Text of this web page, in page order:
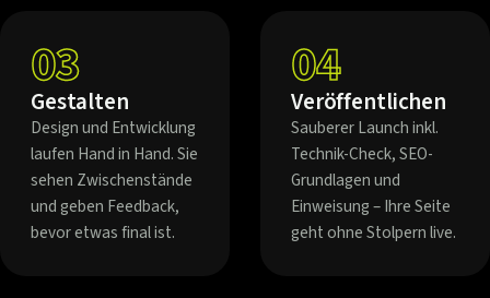
03
Gestalten
Design und Entwicklung
laufen Hand in Hand. Sie
sehen Zwischenstände
und geben Feedback,
bevor etwas final ist.
04
Veröffentlichen
Sauberer Launch inkl.
Technik-Check, SEO-
Grundlagen und
Einweisung – Ihre Seite
geht ohne Stolpern live.